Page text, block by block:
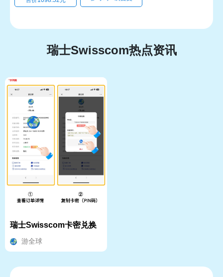
瑞士Swisscom热点资讯
瑞士Swisscom卡密兑换
游全球